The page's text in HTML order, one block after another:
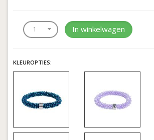
In winkelwagen
KLEUROPTIES: